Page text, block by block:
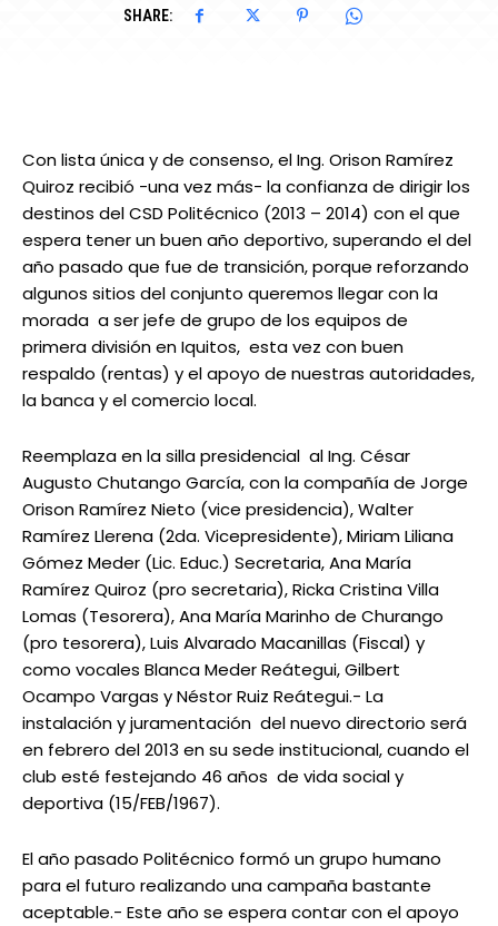
SHARE:
Con lista única y de consenso, el Ing. Orison Ramírez
Quiroz recibió -una vez más- la confianza de dirigir los
destinos del CSD Politécnico (2013 – 2014) con el que
espera tener un buen año deportivo, superando el del
año pasado que fue de transición, porque reforzando
algunos sitios del conjunto queremos llegar con la
morada a ser jefe de grupo de los equipos de
primera división en Iquitos, esta vez con buen
respaldo (rentas) y el apoyo de nuestras autoridades,
la banca y el comercio local.
Reemplaza en la silla presidencial al Ing. César
Augusto Chutango García, con la compañía de Jorge
Orison Ramírez Nieto (vice presidencia), Walter
Ramírez Llerena (2da. Vicepresidente), Miriam Liliana
Gómez Meder (Lic. Educ.) Secretaria, Ana María
Ramírez Quiroz (pro secretaria), Ricka Cristina Villa
Lomas (Tesorera), Ana María Marinho de Churango
(pro tesorera), Luis Alvarado Macanillas (Fiscal) y
como vocales Blanca Meder Reátegui, Gilbert
Ocampo Vargas y Néstor Ruiz Reátegui.- La
instalación y juramentación del nuevo directorio será
en febrero del 2013 en su sede institucional, cuando el
club esté festejando 46 años de vida social y
deportiva (15/FEB/1967).
El año pasado Politécnico formó un grupo humano
para el futuro realizando una campaña bastante
aceptable.- Este año se espera contar con el apoyo